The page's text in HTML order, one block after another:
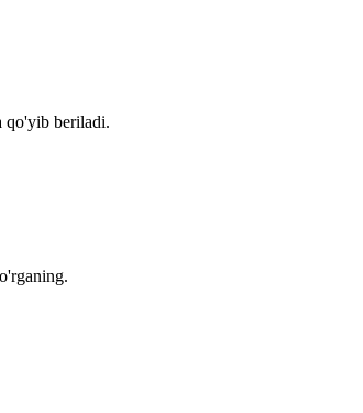
qo'yib beriladi.